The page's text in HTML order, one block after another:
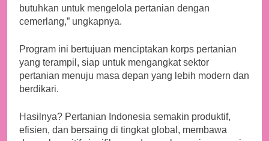
keterampilan dan pengetahuan yang mereka
butuhkan untuk mengelola pertanian dengan
Program ini bertujuan menciptakan korps pertanian
yang terampil, siap untuk mengangkat sektor
pertanian menuju masa depan yang lebih modern dan
Hasilnya? Pertanian Indonesia semakin produktif,